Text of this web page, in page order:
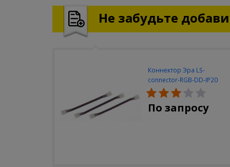
Не забудьте
Коннектор Эра LS-
connector-RGB-DD-IP20
(3шт/уп)
По запросу